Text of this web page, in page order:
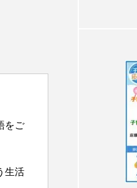
をご
生活